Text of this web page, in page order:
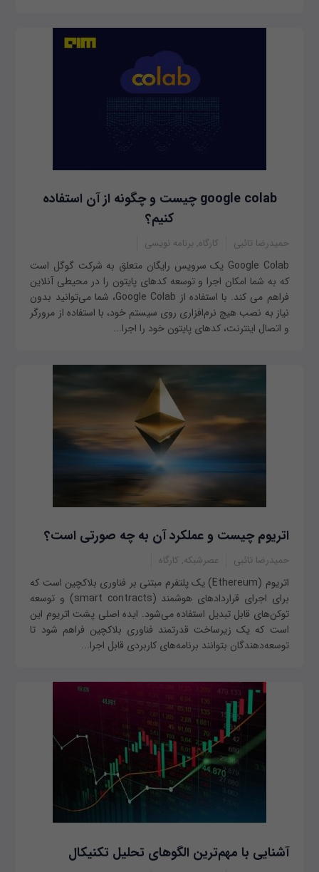
google colab چیست و چگونه از آن استفاده
کنیم؟
حمیدرضا تائبی کارگاه, برنامه نویسی
Google Colab یک سرویس رایگان متعلق به شرکت گوگل است
که به شما امکان اجرا و توسعه کدهای پایتون را در محیطی آنلاین
فراهم می کند. با استفاده از Google Colab، شما می‌توانید بدون
نیاز به نصب هیچ نرم‌افزاری روی سیستم خود، با استفاده از مرورگر
و اتصال اینترنت، کدهای پایتون خود را اجرا...
اتریوم چیست و عملکرد آن به چه صورتی است؟
حمیدرضا تائبی عصرشبکه, کارگاه
اتریوم (Ethereum) یک پلتفرم مبتنی بر فناوری بلاکچین است که
برای اجرای قراردادهای هوشمند (smart contracts) و توسعه
توکن‌های قابل تبدیل استفاده می‌شود. ایده اصلی پشت اتریوم این
است که یک زیرساخت قدرتمند فناوری بلاکچین فراهم شود تا
توسعه‌دهندگان بتوانند برنامه‌های کاربردی قابل اجرا...
آشنایی با مهم‌ترین الگوهای تحلیل تکنیکال